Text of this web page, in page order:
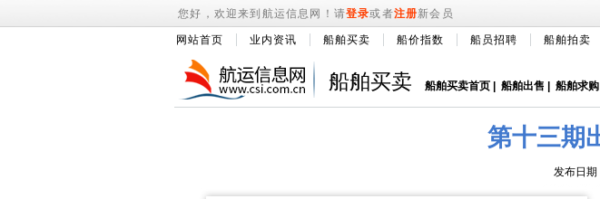
您好，欢迎来到航运信息网！请登录或者注册新会员
网站首页 业内资讯 船舶买卖 船价指数 船员招聘 船舶拍卖
船舶买卖 船舶买卖首页 船舶出售 船舶求购
第十三期
发布日